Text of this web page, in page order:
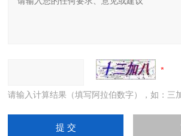
请输入计算结果（填写阿拉伯数字），如：三